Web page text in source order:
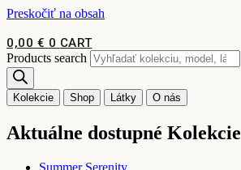
Preskočiť na obsah
0,00 € 0 CART
Products search
Kolekcie Shop Látky O nás
Aktuálne dostupné Kolekcie
Summer Serenity